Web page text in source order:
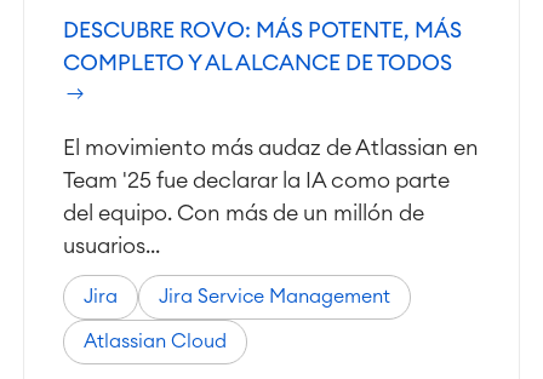
DESCUBRE ROVO: MÁS POTENTE, MÁS
COMPLETO Y AL ALCANCE DE TODOS
El movimiento más audaz de Atlassian en
Team '25 fue declarar la IA como parte
del equipo. Con más de un millón de
usuarios...
Jira Jira Service Management
Atlassian Cloud